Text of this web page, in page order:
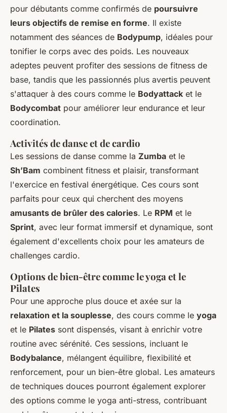
pour débutants comme confirmés de poursuivre
leurs objectifs de remise en forme. Il existe
notamment des séances de Bodypump, idéales pour
tonifier le corps avec des poids. Les nouveaux
adeptes peuvent profiter des sessions de fitness de
base, tandis que les passionnés plus avertis peuvent
s'attaquer à des cours comme le Bodyattack et le
Bodycombat pour améliorer leur endurance et leur
coordination.
Activités de danse et de cardio
Les sessions de danse comme la Zumba et le
Sh’Bam combinent fitness et plaisir, transformant
l'exercice en festival énergétique. Ces cours sont
parfaits pour ceux qui cherchent des moyens
amusants de brûler des calories. Le RPM et le
Sprint, avec leur format immersif et dynamique, sont
également d'excellents choix pour les amateurs de
challenges cardio.
Options de bien-être comme le yoga et le
Pilates
Pour une approche plus douce et axée sur la
relaxation et la souplesse, des cours comme le yoga
et le Pilates sont dispensés, visant à enrichir votre
routine avec sérénité. Ces sessions, incluant le
Bodybalance, mélangent équilibre, flexibilité et
renforcement, pour un bien-être global. Les amateurs
de techniques douces pourront également explorer
des options comme le yoga anti-stress, contribuant